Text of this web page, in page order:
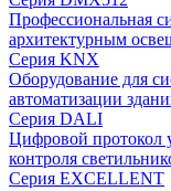
Профессиональная
архитектурным
Серия KNX
Оборудование для
автоматизации
Серия DALI
Цифровой протокол
контроля
Серия EXCELLENT